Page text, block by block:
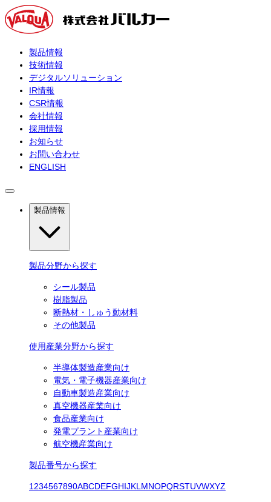
製品情報
技術情報
デジタルソリューション
IR情報
CSR情報
会社情報
採用情報
お知らせ
お問い合わせ
ENGLISH
製品情報
製品分野から探す
シール製品
樹脂製品
断熱材・しゅう動材料
その他製品
使用産業分野から探す
半導体製造産業向け
電気・電子機器産業向け
自動車製造産業向け
真空機器産業向け
食品産業向け
発電プラント産業向け
航空機産業向け
製品番号から探す
1 234567890ABCDEFGHIJKL MNOPQRSTUVWXYZ